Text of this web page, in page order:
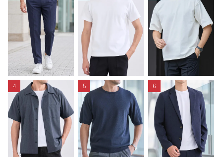
4 5 6